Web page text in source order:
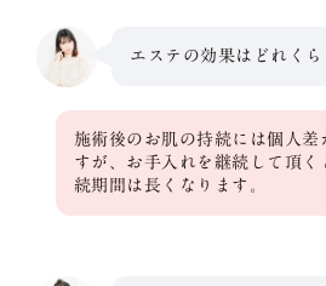
エステの効果はどれくら
施術後のお肌の持続には個人差
すが、お手入れを継続して頂く
続期間は長くなります。